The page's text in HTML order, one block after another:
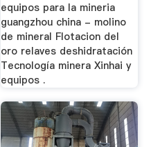
equipos para la mineria
guangzhou china - molino
de mineral Flotacion del
oro relaves deshidratación
Tecnología minera Xinhai y
equipos .